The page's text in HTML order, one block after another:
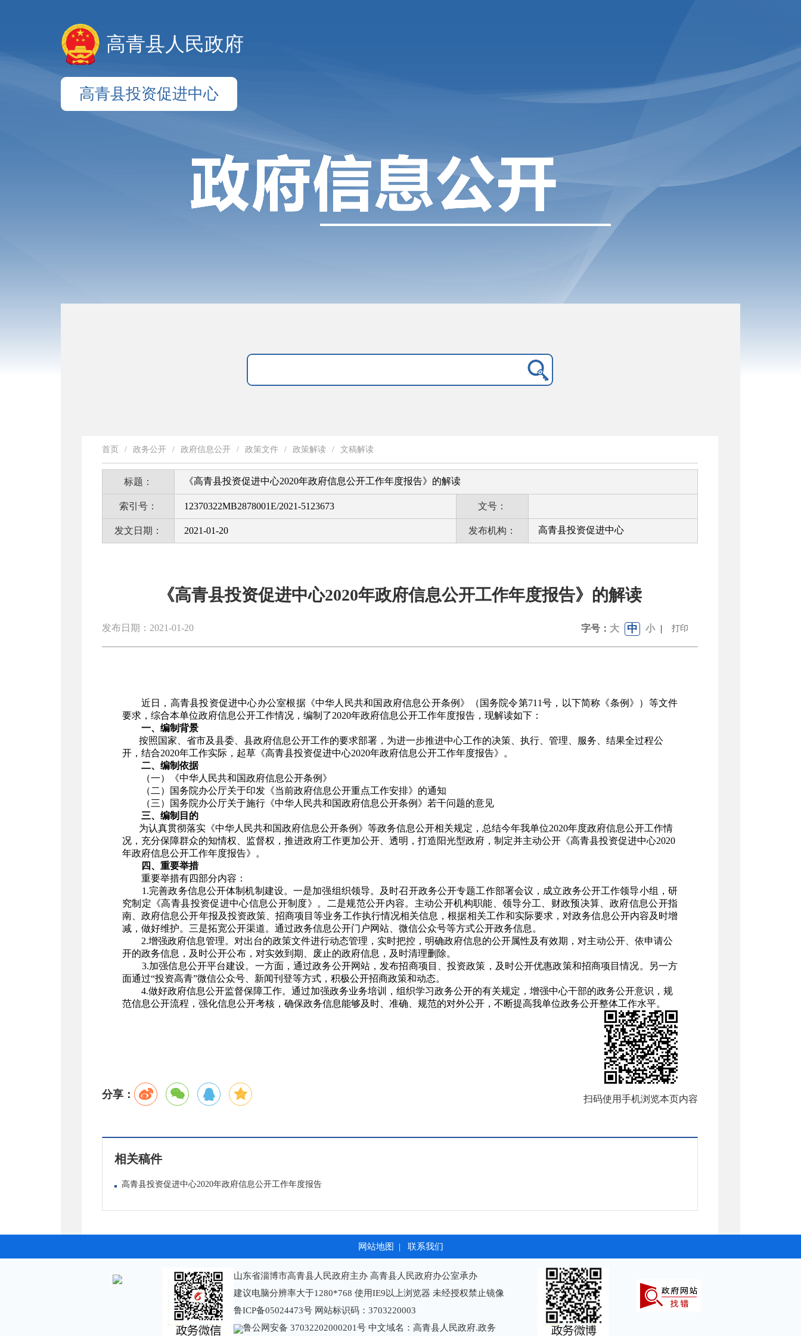
高青县人民政府
高青县投资促进中心
首页 / 政务公开 / 政府信息公开 / 政策文件 / 政策解读 / 文稿解读
标题： 《高青县投资促进中心2020年政府信息公开工作年度报告》的解读
索引号： 12370322MB2878001E/2021-5123673 文号：
发文日期： 2021-01-20 发布机构： 高青县投资促进中心
《高青县投资促进中心2020年政府信息公开工作年度报告》的解读
发布日期：2021-01-20 字号： 大 中 小 | 打印
近日，高青县投资促进中心办公室根据《中华人民共和国政府信息公开条例》（国务院令第711号，以下简称《条例》）等文件
要求，综合本单位政府信息公开工作情况，编制了2020年政府信息公开工作年度报告，现解读如下：
一、编制背景
按照国家、省市及县委、县政府信息公开工作的要求部署，为进一步推进中心工作的决策、执行、管理、服务、结果全过程公
开，结合2020年工作实际，起草《高青县投资促进中心2020年政府信息公开工作年度报告》。
二、编制依据
（一）《中华人民共和国政府信息公开条例》
（二）国务院办公厅关于印发《当前政府信息公开重点工作安排》的通知
（三）国务院办公厅关于施行《中华人民共和国政府信息公开条例》若干问题的意见
三、编制目的
为认真贯彻落实《中华人民共和国政府信息公开条例》等政务信息公开相关规定，总结今年我单位2020年度政府信息公开工作情
况，充分保障群众的知情权、监督权，推进政府工作更加公开、透明，打造阳光型政府，制定并主动公开《高青县投资促进中心2020
年政府信息公开工作年度报告》。
四、重要举措
重要举措有四部分内容：
1.完善政务信息公开体制机制建设。一是加强组织领导。及时召开政务公开专题工作部署会议，成立政务公开工作领导小组，研
究制定《高青县投资促进中心信息公开制度》。二是规范公开内容。主动公开机构职能、领导分工、财政预决算、政府信息公开指
南、政府信息公开年报及投资政策、招商项目等业务工作执行情况相关信息，根据相关工作和实际要求，对政务信息公开内容及时增
减，做好维护。三是拓宽公开渠道。通过政务信息公开门户网站、微信公众号等方式公开政务信息。
2.增强政府信息管理。对出台的政策文件进行动态管理，实时把控，明确政府信息的公开属性及有效期，对主动公开、依申请公
开的政务信息，及时公开公布，对实效到期、废止的政府信息，及时清理删除。
3.加强信息公开平台建设。一方面，通过政务公开网站，发布招商项目、投资政策，及时公开优惠政策和招商项目情况。另一方
面通过“投资高青”微信公众号、新闻刊登等方式，积极公开招商政策和动态。
4.做好政府信息公开监督保障工作。通过加强政务业务培训，组织学习政务公开的有关规定，增强中心干部的政务公开意识，规
范信息公开流程，强化信息公开考核，确保政务信息能够及时、准确、规范的对外公开，不断提高我单位政务公开整体工作水平。
分享： 扫码使用手机浏览本页内容
相关稿件
高青县投资促进中心2020年政府信息公开工作年度报告
网站地图 | 联系我们
山东省淄博市高青县人民政府主办 高青县人民政府办公室承办
建议电脑分辨率大于1280*768 使用IE9以上浏览器 未经授权禁止镜像
鲁ICP备05024473号 网站标识码：3703220003
鲁公网安备 37032202000201号 中文域名：高青县人民政府.政务